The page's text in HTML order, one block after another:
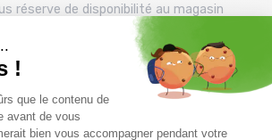
réserve de disponibilité au magasin
Les tarifs du catalogue sont toutes taxes
complémentaires